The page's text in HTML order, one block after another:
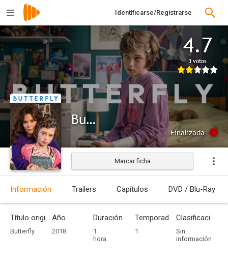
Identificarse/Registrarse
4.7
3 votos
Butterfly
Finalizada
Marcar ficha
Información Trailers Capítulos DVD / Blu-Ray
Título original
Butterfly
Año
2018
Duración
1
hora
Temporadas
1
Clasificación por edades
Sin
información